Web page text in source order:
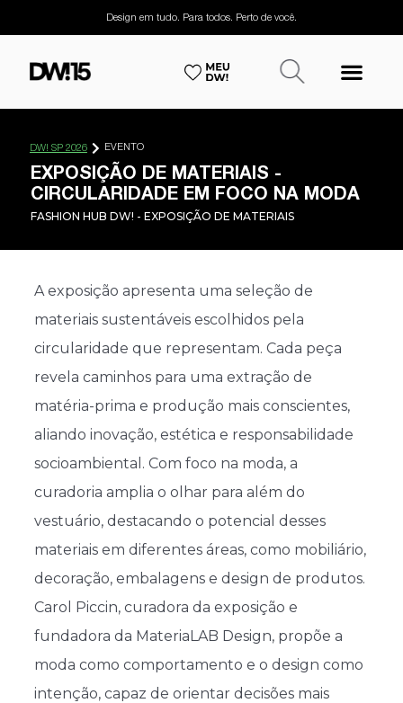
Design em tudo. Para todos. Perto de você.
DW! SP 2026 EVENTO
EXPOSIÇÃO DE MATERIAIS -
CIRCULARIDADE EM FOCO NA MODA
FASHION HUB DW! - EXPOSIÇÃO DE MATERIAIS
A exposição apresenta uma seleção de
materiais sustentáveis escolhidos pela
circularidade que representam. Cada peça
revela caminhos para uma extração de
matéria-prima e produção mais conscientes,
aliando inovação, estética e responsabilidade
socioambiental. Com foco na moda, a
curadoria amplia o olhar para além do
vestuário, destacando o potencial desses
materiais em diferentes áreas, como mobiliário,
decoração, embalagens e design de produtos.
Carol Piccin, curadora da exposição e
fundadora da MateriaLAB Design, propõe a
moda como comportamento e o design como
intenção, capaz de orientar decisões mais